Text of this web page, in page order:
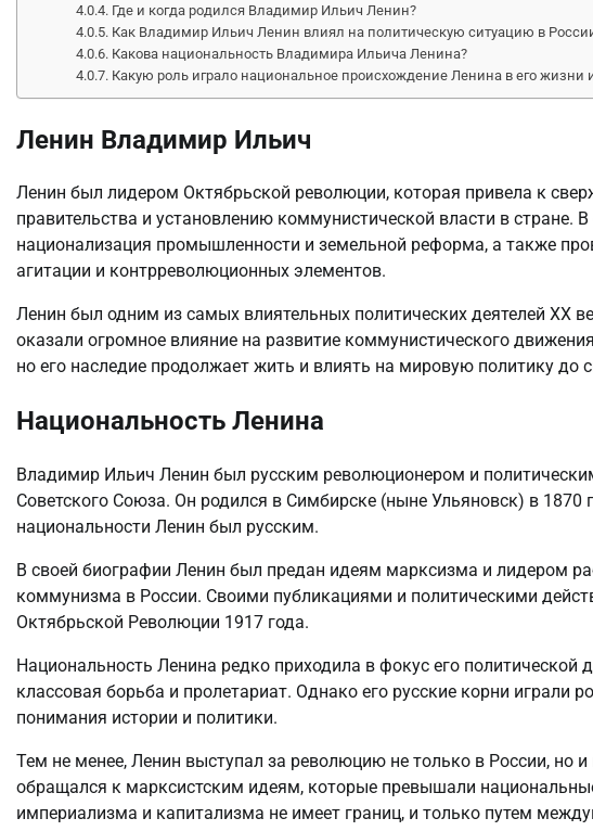
Где и когда родился Владимир Ильич Ленин?
Как Владимир Ильич Ленин влиял на политическую ситуацию в
Какова национальность Владимира Ильича Ленина?
Какую роль играло национальное происхождение Ленина в его жизни
Ленин Владимир Ильич
Ленин был лидером Октябрьской революции, которая привела к
правительства и установлению коммунистической власти в стране.
национализация промышленности и земельной реформа, а также
агитации и контрреволюционных элементов.
Ленин был одним из самых влиятельных политических деятелей XX
оказали огромное влияние на развитие коммунистического
но его наследие продолжает жить и влиять на мировую политику до
Национальность Ленина
Владимир Ильич Ленин был русским революционером и
Советского Союза. Он родился в Симбирске (ныне Ульяновск) в 1870
национальности Ленин был русским.
В своей биографии Ленин был предан идеям марксизма и лидером
коммунизма в России. Своими публикациями и политическими
Октябрьской Революции 1917 года.
Национальность Ленина редко приходила в фокус его политической
классовая борьба и пролетариат. Однако его русские корни играли
понимания истории и политики.
Тем не менее, Ленин выступал за революцию не только в России, но и
обращался к марксистским идеям, которые превышали
империализма и капитализма не имеет границ, и только путем